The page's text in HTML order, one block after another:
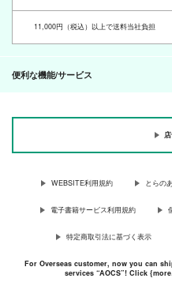
11,000円（税込）以上で送料当社負担
便利な機能/サービス
WEBSITE利用規約 とらの
電子書籍サービス利用規約
特定商取引法に基づく表示
For Overseas customer, now you can
services “AOCS”! Click